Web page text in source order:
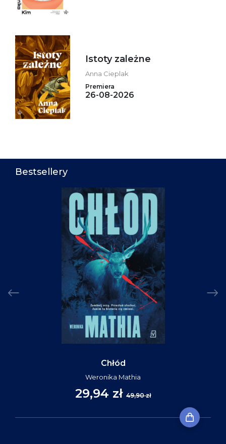
Istoty zależne
Anna Cieplak
Premiera
26-08-2026
Bestsellery
Chłód
Weronika Mathia
29,94 zł 49,90 zł